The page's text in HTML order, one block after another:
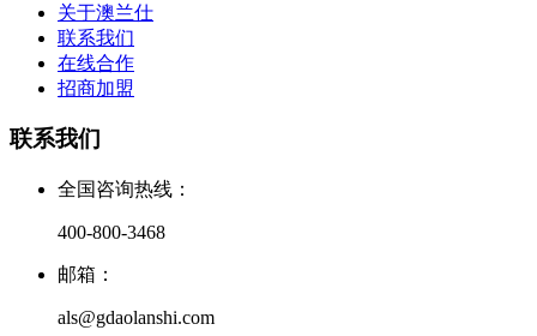
关于澳兰仕
联系我们
在线合作
招商加盟
联系我们
全国咨询热线：
400-800-3468
邮箱：
als@gdaolanshi.com